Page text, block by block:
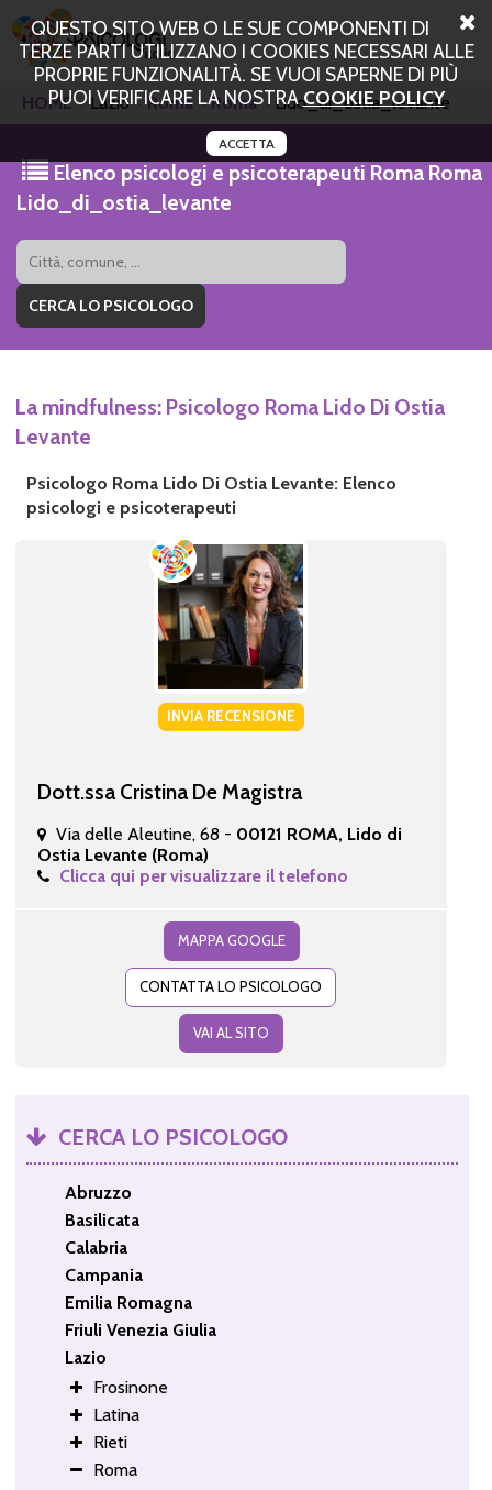
QUESTO SITO WEB O LE SUE COMPONENTI DI
TERZE PARTI UTILIZZANO I COOKIES NECESSARI ALLE
PROPRIE FUNZIONALITÀ. SE VUOI SAPERNE DI PIÙ
PUOI VERIFICARE LA NOSTRACOOKIE POLICY
ACCETTA
HOME Lazio Roma Roma Lido_di_ostia_levante
Elenco psicologi e psicoterapeuti Roma Roma
Lido_di_ostia_levante
La mindfulness: Psicologo Roma Lido Di Ostia
Levante
Psicologo Roma Lido Di Ostia Levante: Elenco
psicologi e psicoterapeuti
INVIA RECENSIONE
Dott.ssa Cristina De Magistra
Via delle Aleutine, 68 - 00121 ROMA, Lido di
Ostia Levante (Roma)
Clicca qui per visualizzare il telefono
MAPPA GOOGLE
CONTATTA LO PSICOLOGO
VAI AL SITO
CERCA LO PSICOLOGO
Abruzzo
Basilicata
Calabria
Campania
Emilia Romagna
Friuli Venezia Giulia
Lazio
Frosinone
Latina
Rieti
Roma